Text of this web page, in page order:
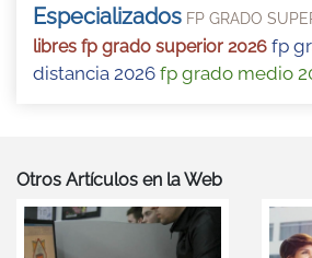
Especializados FP GRADO
libres fp grado superior 2026 fp
distancia 2026 fp grado medio
Otros Artículos en la Web